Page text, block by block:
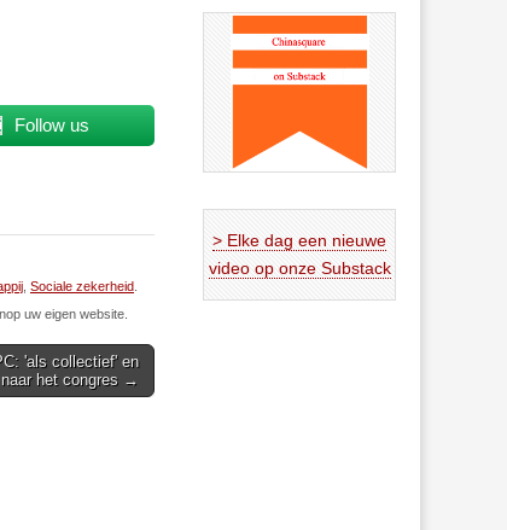
Follow us
Sociale zekerheid
uw eigen website.
'als collectief' en
het congres →
> Elke dag een nieuwe
video op onze Substack